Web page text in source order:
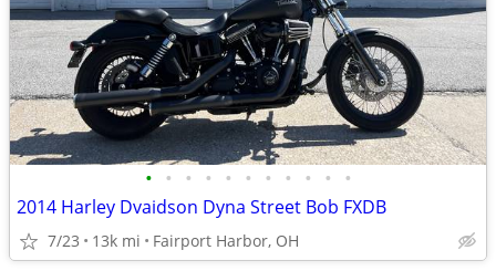
• • • • • • • • • • •
2014 Harley Dvaidson Dyna Street Bob FXDB
7/23 13k mi Fairport Harbor, OH